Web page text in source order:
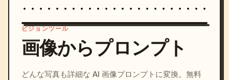
c, cyberpunk sunset, neon
ビジョンツール
画像からプロンプト
どんな写真も詳細な AI 画像プロンプトに変換。無料